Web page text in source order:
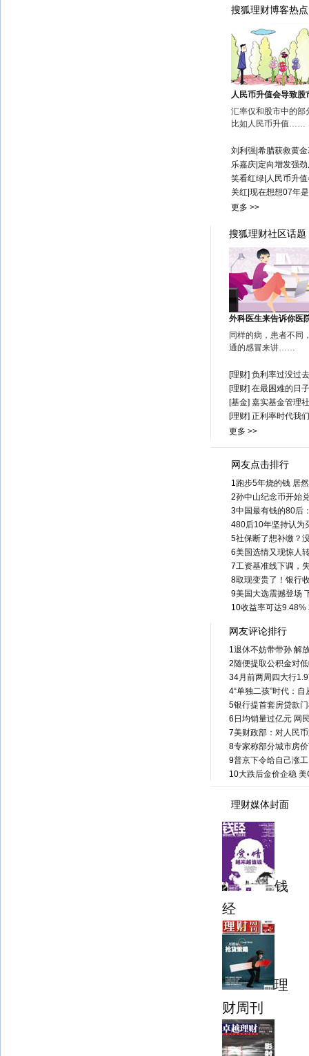
搜狐理财博客热点
人民币升值会导致股
汇率仅和股市中的部
比如人民币升值……
刘利强 希腊获救黄
乐嘉庆 定向增发强
笑看红绿 人民币升
关红 现在想想07年
更多 >>
搜狐理财社区话题
外科医生来告诉你医
同样的病，患者不同
通的感冒来讲……
[理财] 负利率过没过
[理财] 在最困难的日
[基金] 嘉实基金管理
[理财] 正利率时代我
更多 >>
网友点击排行
1跑步5年烧的钱 居
2孙中山纪念币开始
3中国最有钱的80后
480后10年坚持认为
5社保断了想补缴？
6美国选情又现惊人
7工资基准线下调，
8取现变贵了！银行
9美国大选震撼登场
10收益率可达9.48%
网友评论排行
1退休不妨带带孙 解
2随便提取公积金对
34月前两周四大行
4“单独二孩”时代：
5银行提首套房贷款
6 日均销量过亿元 网
7美财政部：对人民
8专家称部分城市房
9普京下令给自己涨
10大跌后金价企稳
理财媒体封面
钱
经
理
财周刊